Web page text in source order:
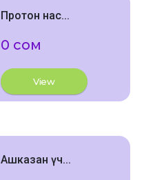
Протон нас...
0 сом
View
Ашказан үч...